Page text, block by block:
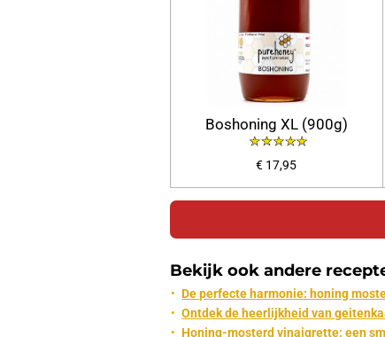
Boshoning XL (900g)
€ 17,95
Bekijk ook andere
De perfecte harmonie: honing
Ontdek de heerlijkheid van
Honing-mosterd vinaigrette: een